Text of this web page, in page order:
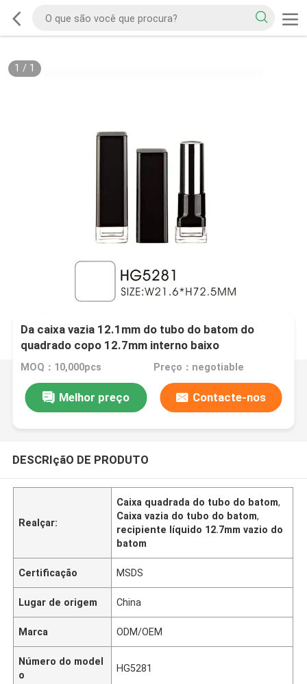
1 / 1
Da caixa vazia 12.1mm do tubo do batom do
quadrado copo 12.7mm interno baixo
transparente
MOQ：10,000pcs Preço：negotiable
Melhor preço Contacte-nos
DESCRIçãO DE PRODUTO
Realçar:
Caixa quadrada do tubo do batom,
Caixa vazia do tubo do batom,
recipiente líquido 12.7mm vazio do
batom
Certificação MSDS
Lugar de origem China
Marca ODM/OEM
Número do model
o
HG5281